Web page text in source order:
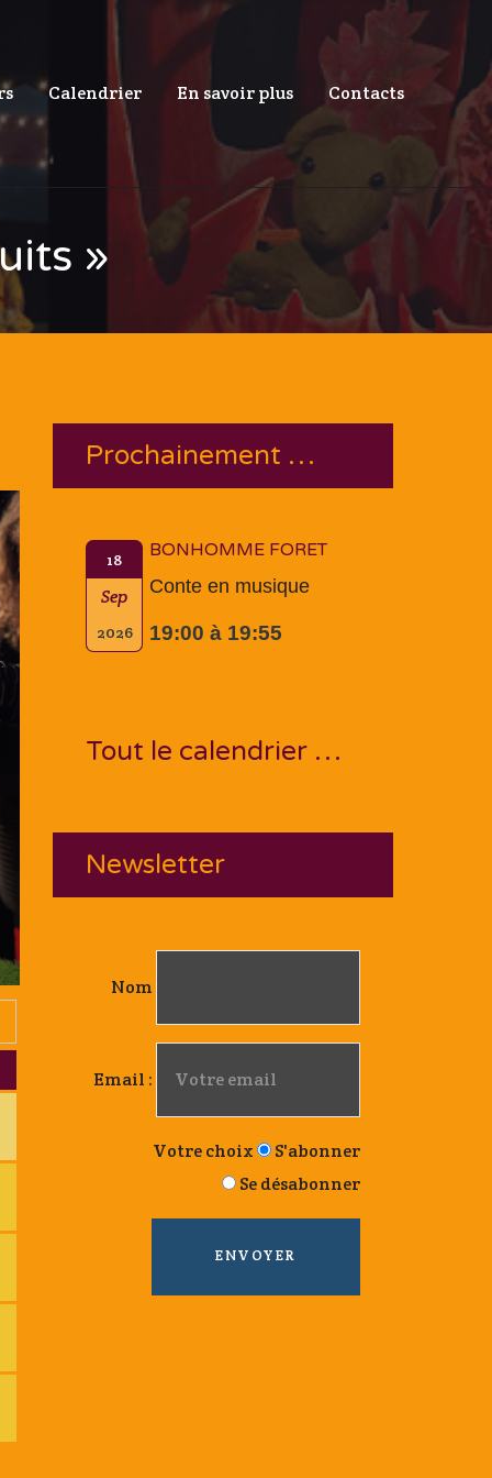
Calendrier En savoir plus Contacts
»
Prochainement …
18
Sep
2026
BONHOMME FORET
Conte en musique
19:00 à 19:55
Tout le calendrier …
Newsletter
Nom
Email :
Votre choix
S'abonner
Se désabonner